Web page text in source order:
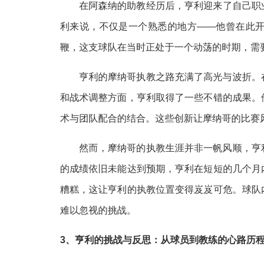
在阿森纳的助教经历后，亨利迎来了自己
利来说，不仅是一个熟悉的地方——他曾在此
鞭，这支球队在当时正处于一个动荡的时期，需
亨利的摩纳哥执教之路充满了高光与波折
和战术调整方面，亨利取得了一些不错的成果
术与团队配合的结合。这些创新让摩纳哥的比赛
然而，摩纳哥的执教生涯并非一帆风顺，
的成绩依旧未能达到预期，亨利在短短的几个
糟糕，这让亨利的执教位置变得岌岌可危。球
难以忽视的挑战。
3、亨利的挑战与反思：从球员到教练的心路历